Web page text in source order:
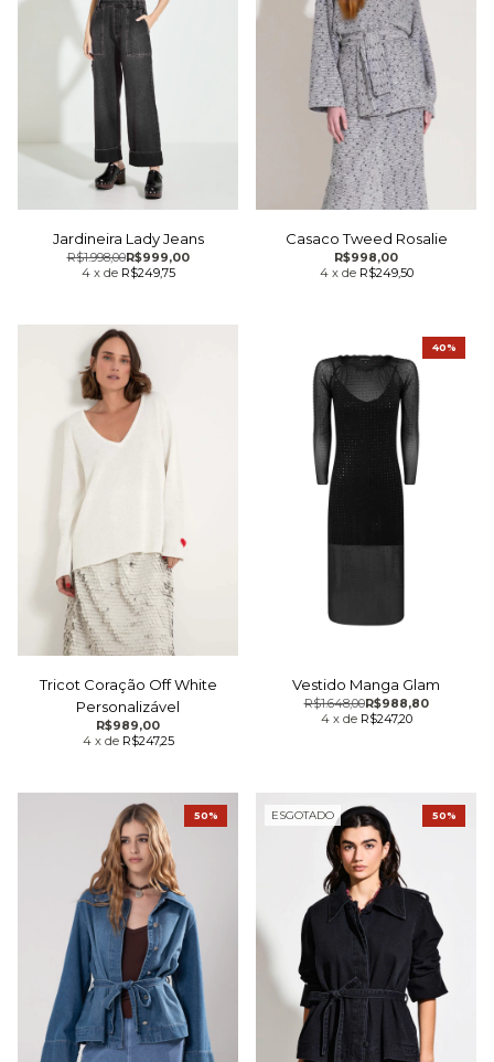
Jardineira Lady Jeans
R$999,00
R$1.998,00
4 x de R$249,75
Casaco Tweed Rosalie
R$998,00
4 x de R$249,50
Tricot Coração Off White
Personalizável
R$989,00
4 x de R$247,25
Vestido Manga Glam
R$988,80
R$1.648,00
4 x de R$247,20
40%
50% ESGOTADO 50%